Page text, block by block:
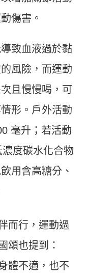
傷害。
致血液過於黏
風險，而運動
且慢慢喝，可
形。戶外活動
毫升；若活動
度碳水化合物
用含高糖分、
而行，運動過
頌也提到：
體不適，也不